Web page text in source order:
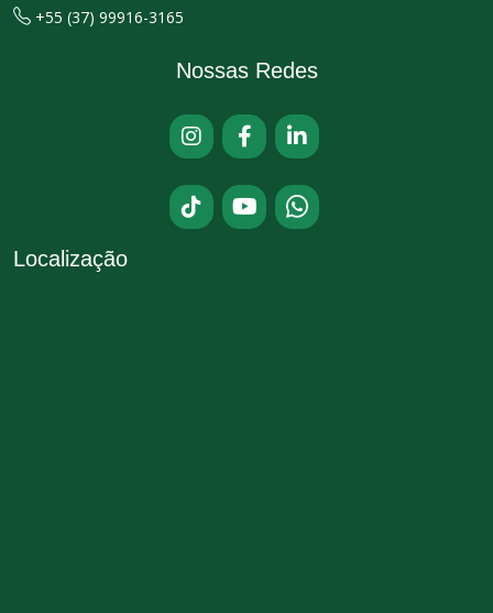
+55 (37) 99916-3165
Nossas Redes
Localização